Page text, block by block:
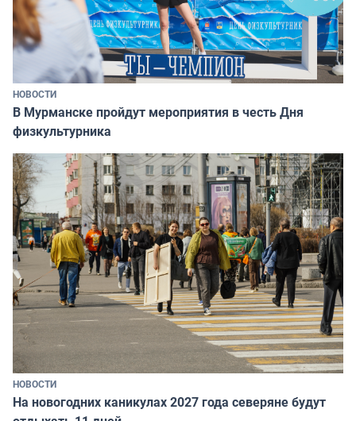
НОВОСТИ
В Мурманске пройдут мероприятия в честь Дня
физкультурника
НОВОСТИ
На новогодних каникулах 2027 года северяне будут